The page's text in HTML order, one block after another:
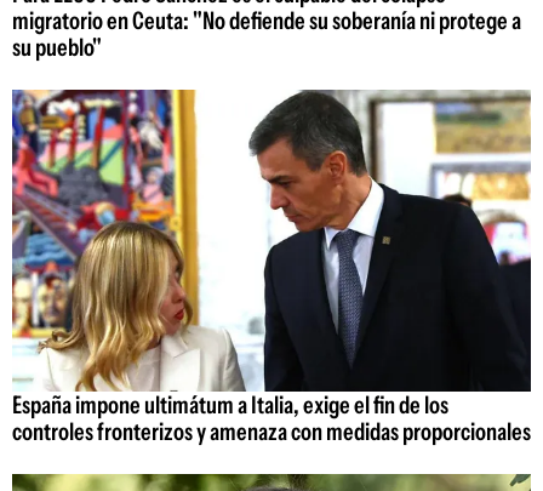
migratorio en Ceuta: "No defiende su soberanía ni protege a
su pueblo"
España impone ultimátum a Italia, exige el fin de los
controles fronterizos y amenaza con medidas proporcionales